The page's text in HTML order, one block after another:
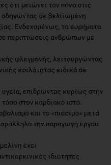
ότι μειώνει τον πόνο στις
σε βελτιωμένη
Ενδεχομένως, τα ευρήματα
περιπτώσεις ανθρώπων με
φλεγμονής, λειτουργώντας
κοιλότητας ειδικά σε
υγεία, επιδρώντας κυρίως στην
στον καρδιακό ιστό.
και το «πιάσιμο» μετά
την παραγωγή έργου
έχει
ιδιότητες.